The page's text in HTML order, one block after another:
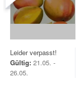
Leider verpasst!
Gültig: 21.05. -
26.05.